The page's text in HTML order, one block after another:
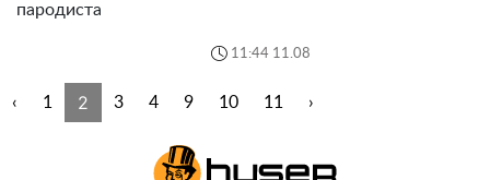
пародиста
11:44 11.08
‹ 1 2 3 4 9 10 11 ›